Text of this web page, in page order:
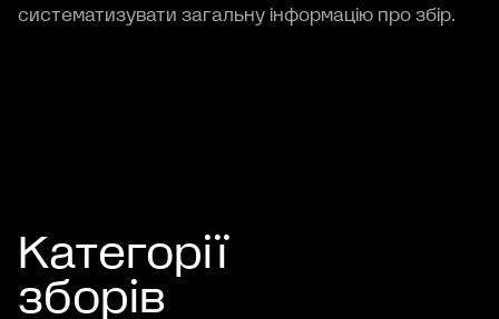
систематизувати загальну інформацію про збір.
Категорії
зборів